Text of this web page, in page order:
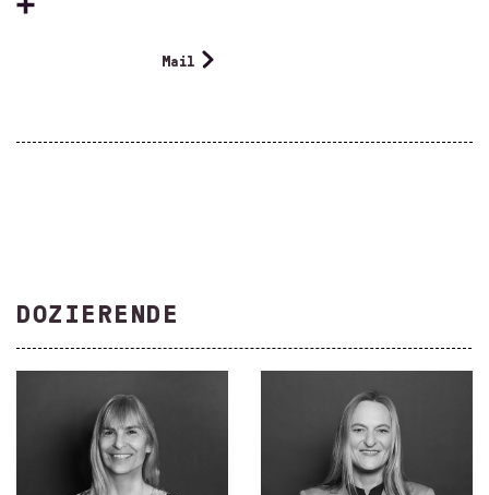
Mail
DOZIERENDE